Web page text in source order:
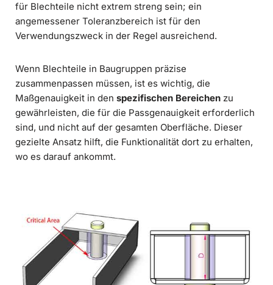
für Blechteile nicht extrem streng sein; ein
angemessener Toleranzbereich ist für den
Verwendungszweck in der Regel ausreichend.
Wenn Blechteile in Baugruppen präzise
zusammenpassen müssen, ist es wichtig, die
Maßgenauigkeit in den spezifischen Bereichen zu
gewährleisten, die für die Passgenauigkeit erforderlich
sind, und nicht auf der gesamten Oberfläche. Dieser
gezielte Ansatz hilft, die Funktionalität dort zu erhalten,
wo es darauf ankommt.